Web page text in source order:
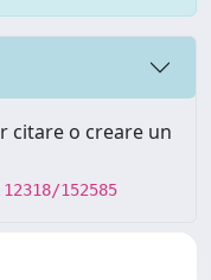
citare o creare un
152585